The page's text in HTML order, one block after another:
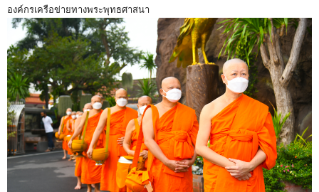
องค์กรเครือข่ายทางพระพุทธศาสนา